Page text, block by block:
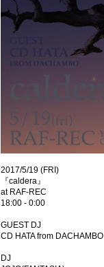
2017/5/19 (FRI)
『caldera』
at RAF-REC
18:00 - 0:00
GUEST DJ
CD HATA from DACHAMBO
DJ